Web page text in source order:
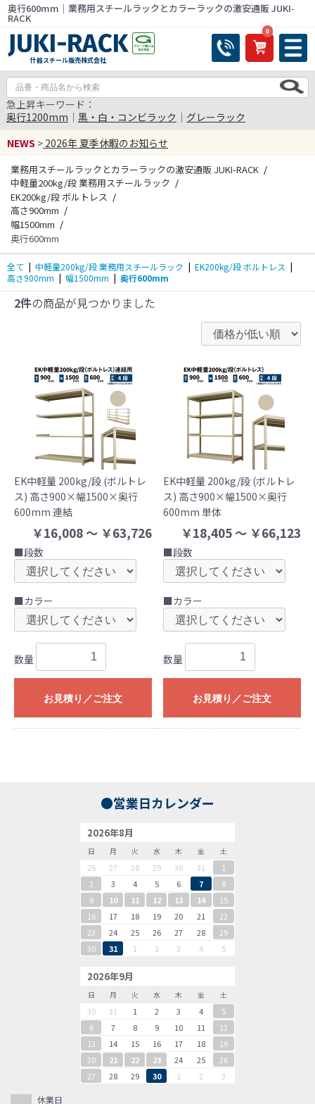
奥行600mm｜業務用スチールラックとカラーラックの激安通販 JUKI-
RACK
什器スチール販売株式会社
0
急上昇キーワード：
奥行1200mm ｜ 黒・白・コンビラック ｜ グレーラック
NEWS > 2026年 夏季休暇のお知らせ
業務用スチールラックとカラーラックの激安通販 JUKI-RACK
中軽量200kg/段 業務用スチールラック
EK200kg/段 ボルトレス
高さ900mm
幅1500mm
奥行600mm
全て | 中軽量200kg/段 業務用スチールラック | EK200kg/段 ボルトレス |
高さ900mm | 幅1500mm | 奥行600mm
2件の商品が見つかりました
EK中軽量 200kg/段 (ボルトレ
ス) 高さ900×幅1500×奥行
600mm 連結
￥16,008 ～ ￥63,726
■段数
■カラー
数量
お見積り／ご注文
EK中軽量 200kg/段 (ボルトレ
ス) 高さ900×幅1500×奥行
600mm 単体
￥18,405 ～ ￥66,123
■段数
■カラー
数量
お見積り／ご注文
●営業日カレンダー
2026年8月
日 月 火 水 木 金 土
26 27 28 29 30 31
1
2
3 4 5 6 7
8
9
10 11 12 13 14
15
16
17 18 19 20 21
22
23
24 25 26 27 28
29
30
31 1 2 3 4 5
2026年9月
日 月 火 水 木 金 土
30 31 1 2 3 4
5
6
7 8 9 10 11
12
13
14 15 16 17 18
19
20
21 22 23 24 25
26
27
28 29 30 1 2 3
休業日